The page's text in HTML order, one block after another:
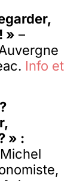
» –
Info et
» :